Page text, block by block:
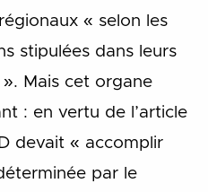
« selon les
stipulées dans leurs
Mais cet organe
: en vertu de l’article
devait « accomplir
par le